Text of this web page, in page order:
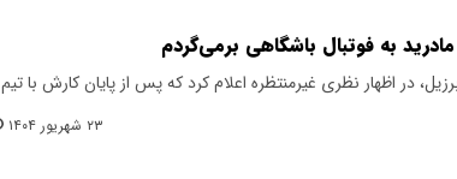
به فوتبال باشگاهی برمی‌گردم
در اظهار نظری غیرمنتظره اعلام کرد که پس از پایان کارش با تیم
۲۳ شهریور ۱۴۰۴